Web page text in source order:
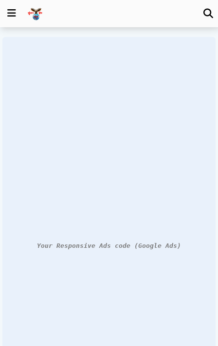
Your Responsive Ads code (Google Ads)